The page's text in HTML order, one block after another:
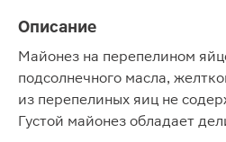
Описание
Майонез на перепелином
подсолнечного масла,
из перепелиных яиц не
Густой майонез обладает